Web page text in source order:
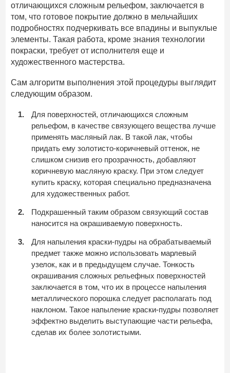
отличающихся сложным рельефом, заключается в
том, что готовое покрытие должно в мельчайших
подробностях подчеркивать все впадины и выпуклые
элементы. Такая работа, кроме знания технологии
покраски, требует от исполнителя еще и
художественного мастерства.
Сам алгоритм выполнения этой процедуры выглядит
следующим образом.
Для поверхностей, отличающихся сложным
рельефом, в качестве связующего вещества лучше
применять масляный лак. В такой лак, чтобы
придать ему золотисто-коричневый оттенок, не
слишком снизив его прозрачность, добавляют
коричневую масляную краску. При этом следует
купить краску, которая специально предназначена
для художественных работ.
Подкрашенный таким образом связующий состав
наносится на окрашиваемую поверхность.
Для напыления краски-пудры на обрабатываемый
предмет также можно использовать марлевый
узелок, как и в предыдущем случае. Тонкость
окрашивания сложных рельефных поверхностей
заключается в том, что их в процессе напыления
металлического порошка следует располагать под
наклоном. Такое напыление краски-пудры позволяет
эффектно выделить выступающие части рельефа,
сделав их более золотистыми.